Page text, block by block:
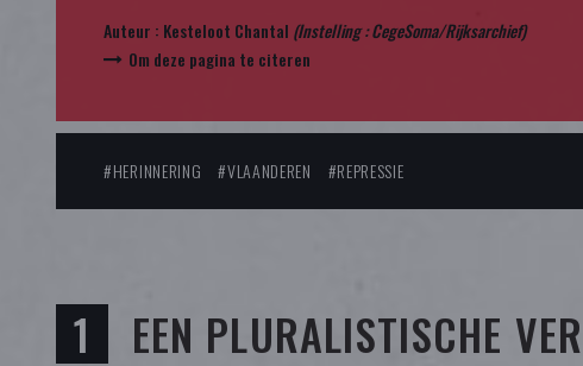
Auteur : Kesteloot Chantal (Instelling :CegeSoma/Rijksarchief)
Om deze pagina te citeren
#HERINNERING #VLAANDEREN #REPRESSIE
EEN PLURALISTISCHE